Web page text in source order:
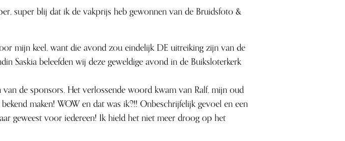
super blij dat ik de vakprijs heb gewonnen van de Bruidsfoto &
mijn keel, want die avond zou eindelijk DE uitreiking zijn van de
Saskia beleefden wij deze geweldige avond in de Buiksloterkerk
de sponsors. Het verlossende woord kwam van Ralf, mijn oud
maken! WOW en dat was ik?!! Onbeschrijfelijk gevoel en een
geweest voor iedereen! Ik hield het niet meer droog op het